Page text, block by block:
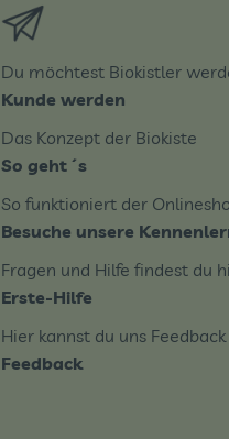
Externer Link zu
Du möchtest Biokistler
Kunde werden
Das Konzept der Biokiste
So geht´s
So funktioniert der
Besuche unsere
Fragen und Hilfe findest du
Erste-Hilfe
Hier kannst du uns
Feedback